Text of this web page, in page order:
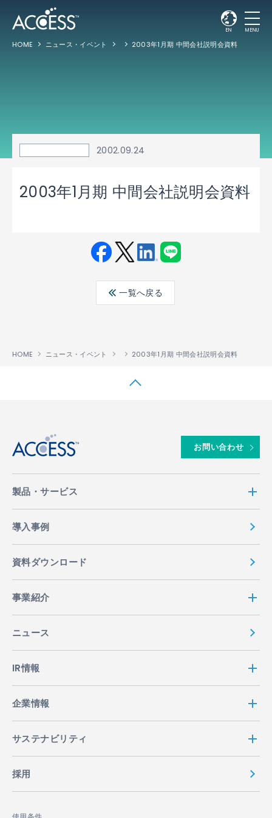
EN MENU
HOME ニュース・イベント 2003年1月期 中間会社説明会資料
2002.09.24
2003年1月期 中間会社説明会資料
ebo ter
edin
一覧へ戻る
HOME ニュース・イベント 2003年1月期 中間会社説明会資料
お問い合わせ
製品・サービス
導入事例
資料ダウンロード
事業紹介
ニュース
IR情報
企業情報
サステナビリティ
採用